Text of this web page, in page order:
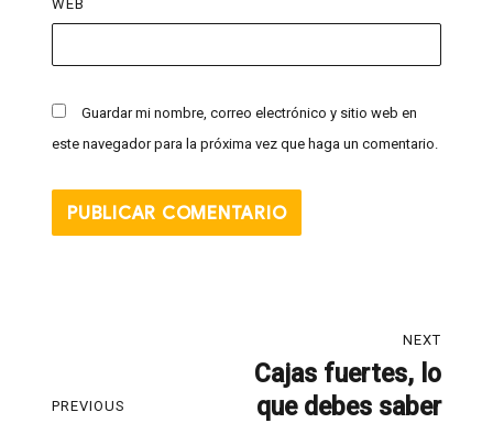
WEB
Guardar mi nombre, correo electrónico y sitio web en
este navegador para la próxima vez que haga un comentario.
PREVIOUS
NEXT
Cajas fuertes, lo
que debes saber